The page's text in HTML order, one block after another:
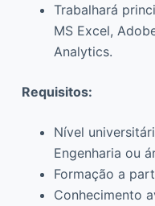
Trabalhará
MS Excel,
Analytics.
Requisitos:
Nível
Engenharia ou
Formação a
Conhecimento